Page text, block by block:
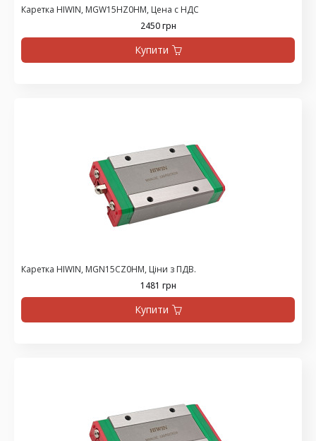
Каретка HIWIN, MGW15HZ0HM, Цена с НДС
2450 грн
Купити
Каретка HIWIN, MGN15CZ0HM, Ціни з ПДВ.
1481 грн
Купити